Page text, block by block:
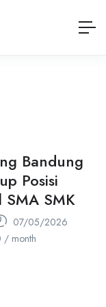
Bandung
Posisi
SMK
07/05/2026
/ month